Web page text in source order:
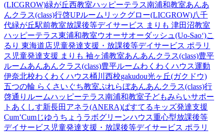
(LICGROW)緑が丘西教室ハッピーテラス南浦和教室あんあ
んクラス(class)行啓UPルーム リックグロー(LICGROW)八千
代緑が丘駅前教室放課後等デイサービス まりも 津田沼教室
ハッピーテラス東浦和教室ウオーサオーダッシュ(Uo-Sao‘)こ
るり 東海道店児童発達支援・放課後等デイサービス ポラリ
ス 児童発達支援 まりも 袖ヶ浦教室あんあんクラス(class)豊平
ルームあんあんクラス(class)豊平ルームわくわくハウス運動
伊奈北校わくわくハウス桶川西校gakudou光ヶ丘(ガクドウ)
五つの輪 らくさいぐち教室ぷれらぼあんあんクラス(class)行
啓通りルームハッピーテラス南浦和教室子どもみらいサポー
トあくしす新長田 アネラ(ANERA)ぱすてるキッズ発達支援
Cum’Cumじゆうちょうラボグリーンハウス重心型放課後等
デイサービス 児童発達支援・放課後等デイサービス ポラリ